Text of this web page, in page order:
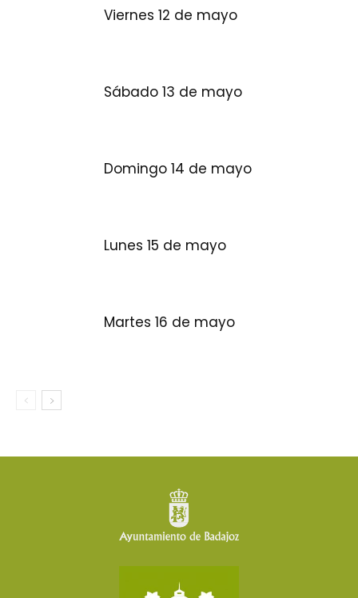
Viernes 12 de mayo
Sábado 13 de mayo
Domingo 14 de mayo
Lunes 15 de mayo
Martes 16 de mayo